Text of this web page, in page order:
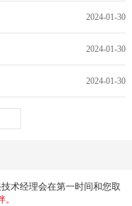
2024-01-30
2024-01-30
2024-01-30
术经理会在第一时间和您取